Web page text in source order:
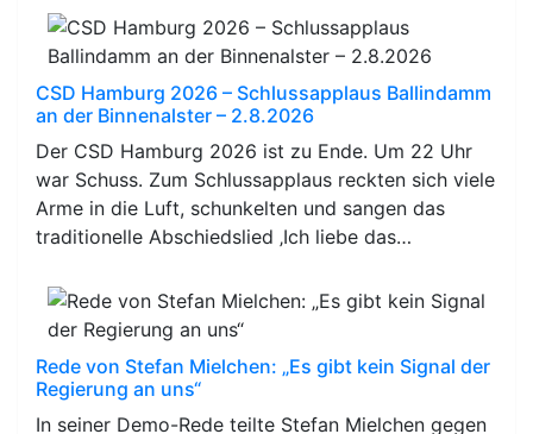
CSD Hamburg 2026 – Schlussapplaus Ballindamm
an der Binnenalster – 2.8.2026
Der CSD Hamburg 2026 ist zu Ende. Um 22 Uhr
war Schuss. Zum Schlussapplaus reckten sich viele
Arme in die Luft, schunkelten und sangen das
traditionelle Abschiedslied ‚Ich liebe das…
Rede von Stefan Mielchen: „Es gibt kein Signal der
Regierung an uns“
In seiner Demo-Rede teilte Stefan Mielchen gegen